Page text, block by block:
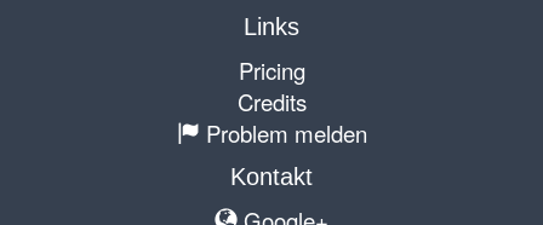
Links
Pricing
Credits
Problem melden
Kontakt